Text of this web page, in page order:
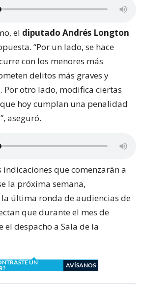
el diputado Andrés Longton
“Por un lado, se hace
con los menores más
delitos más graves y
Por otro lado, modifica ciertas
hoy cumplan una penalidad
aseguró.
indicaciones que comenzarán a
la próxima semana,
última ronda de audiencias de
que durante el mes de
el despacho a Sala de la
UN
AVÍSANOS